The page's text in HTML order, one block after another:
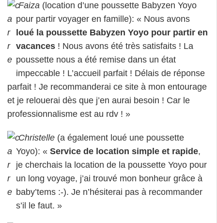
Faiza (location d’une poussette Babyzen Yoyo
pour partir voyager en famille): « Nous avons
loué la poussette Babyzen Yoyo pour partir en
vacances ! Nous avons été très satisfaits ! La
poussette nous a été remise dans un état
impeccable ! L’accueil parfait ! Délais de réponse
parfait ! Je recommanderai ce site à mon entourage
et je relouerai dès que j’en aurai besoin ! Car le
professionnalisme est au rdv ! »
Christelle (a également loué une poussette
Yoyo): « Service de location simple et rapide,
je cherchais la location de la poussette Yoyo pour
un long voyage, j’ai trouvé mon bonheur grâce à
baby’tems :-). Je n’hésiterai pas à recommander
s’il le faut. »